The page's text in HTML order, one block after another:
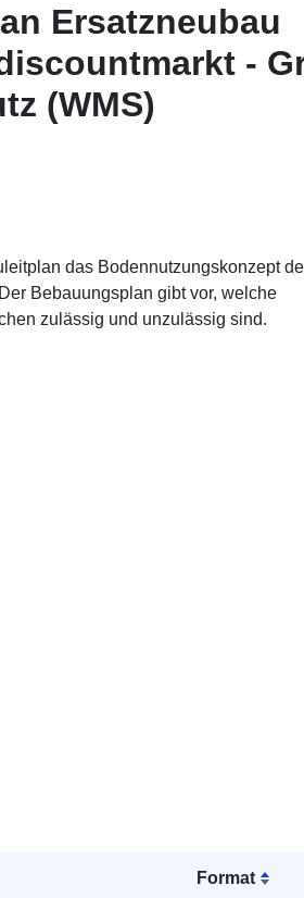
Ersatzneubau
-
(WMS)
das Bodennutzungskonzept
Bebauungsplan gibt vor, welche
zulässig und unzulässig sind.
Format